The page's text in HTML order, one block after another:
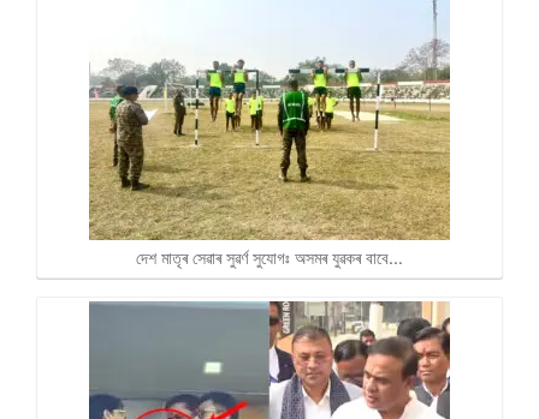
দেশ মাতৃৰ সেৱাৰ সুৱৰ্ণ সুযোগঃ অসমৰ যুৱকৰ বাবে…